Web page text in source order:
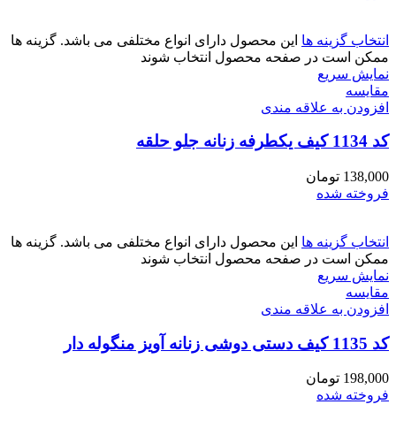
انتخاب گزینه ها این محصول دارای انواع مختلفی می باشد. گزینه ها
ممکن است در صفحه محصول انتخاب شوند
نمایش سریع
مقايسه
افزودن به علاقه مندی
کد 1134 کیف یکطرفه زنانه جلو حلقه
138,000 تومان
فروخته شده
انتخاب گزینه ها این محصول دارای انواع مختلفی می باشد. گزینه ها
ممکن است در صفحه محصول انتخاب شوند
نمایش سریع
مقايسه
افزودن به علاقه مندی
کد 1135 کیف دستی دوشی زنانه آویز منگوله دار
198,000 تومان
فروخته شده